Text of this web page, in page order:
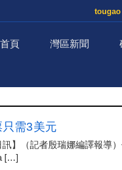
tougao
首頁 灣區新聞
需3美元
訊】（記者殷瑞娜編譯報導
[…]